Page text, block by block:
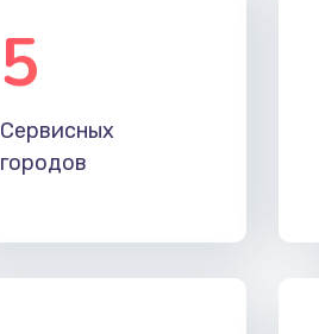
5
Сервисных
городов